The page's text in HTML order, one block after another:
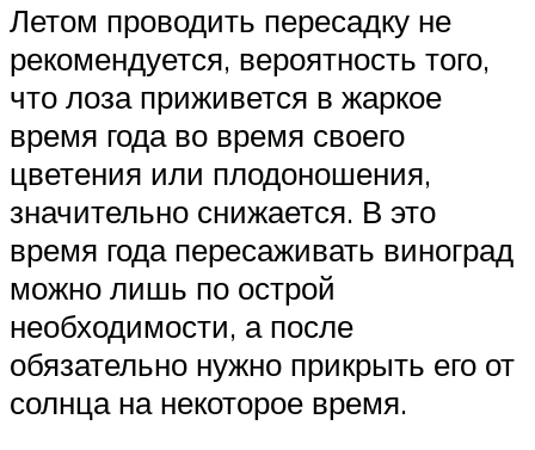
Летом проводить пересадку не
рекомендуется, вероятность того,
что лоза приживется в жаркое
время года во время своего
цветения или плодоношения,
значительно снижается. В это
время года пересаживать виноград
можно лишь по острой
необходимости, а после
обязательно нужно прикрыть его от
солнца на некоторое время.